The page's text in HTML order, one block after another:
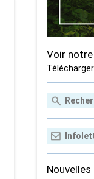
Voir
Télécharger